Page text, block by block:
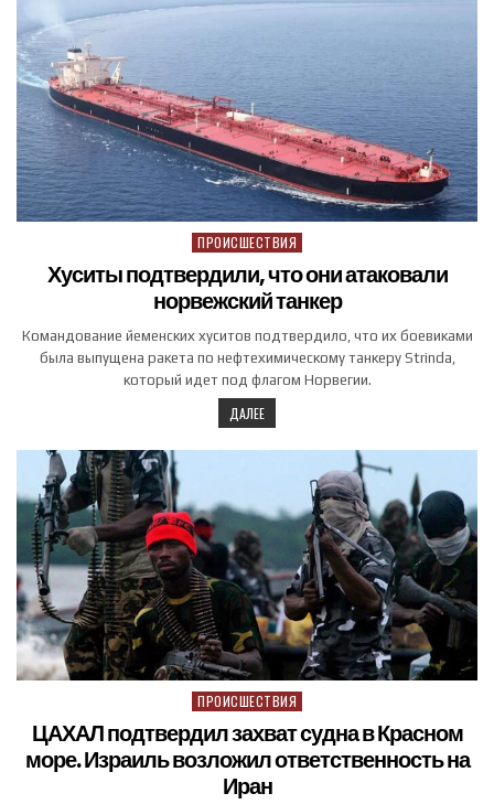
Posted in
ПРОИСШЕСТВИЯ
Хуситы подтвердили, что они атаковали
норвежский танкер
Командование йеменских хуситов подтвердило, что их боевиками
была выпущена ракета по нефтехимическому танкеру Strinda,
который идет под флагом Норвегии.
ДАЛЕЕ
Posted in
ПРОИСШЕСТВИЯ
ЦАХАЛ подтвердил захват судна в Красном
море. Израиль возложил ответственность на
Иран